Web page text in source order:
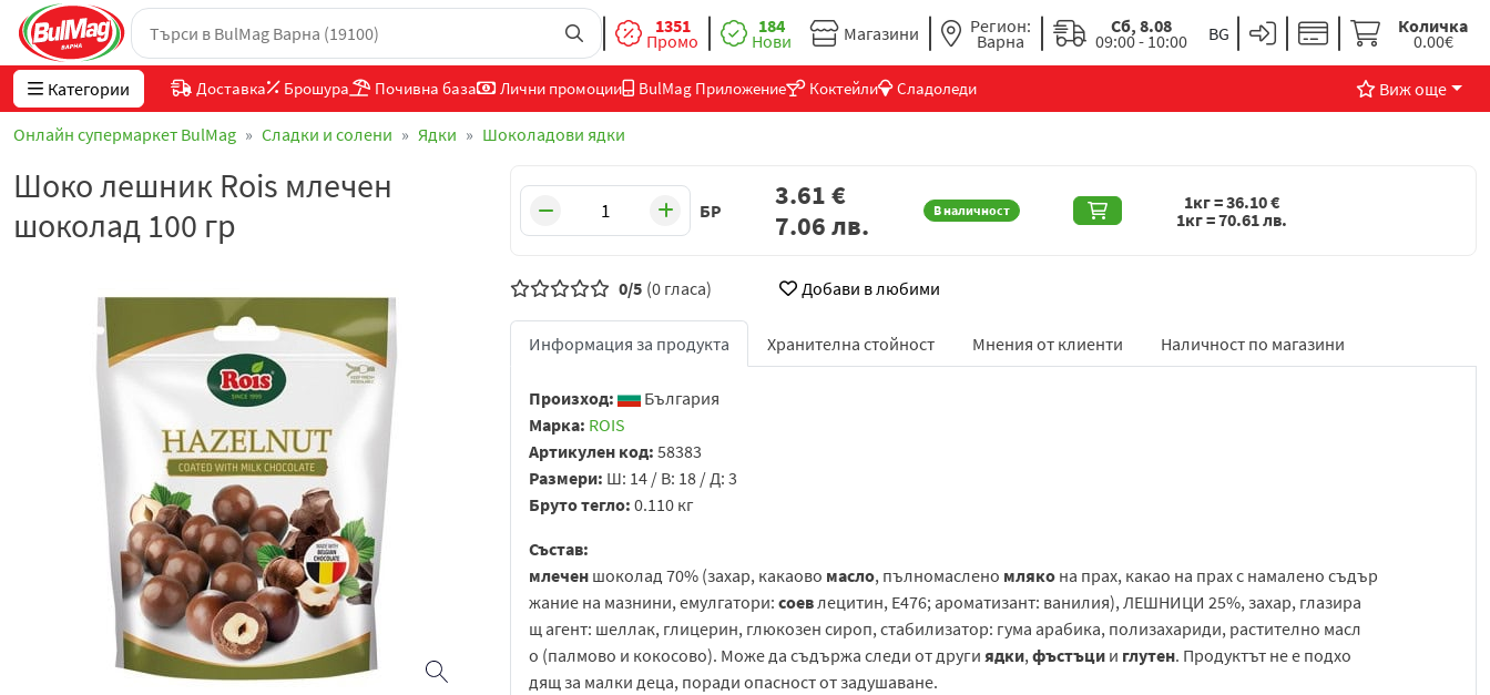
1351
Промо
184
Нови Магазини Регион:
Варна
Сб, 8.08
09:00 - 10:00
Количка
0.00€
Категории Доставка Брошура Почивна база Лични промоции BulMag Приложение Коктейли Сладоледи Виж още
Онлайн супермаркет BulMag Сладки и солени Ядки Шоколадови ядки
Шоко лешник Rois млечен
шоколад 100 гр
БР В наличност
3.61€
7.06лв.
1кг =36.10€
1кг =70.61лв.
0/5 (0 гласа) Добави в любими
Информация за продукта Хранителна стойност Мнения от клиенти Наличност по магазини
Произход:
България
Марка: ROIS
Артикулен код: 58383
Размери: Ш: 14 / В: 18 / Д: 3
Бруто тегло: 0.110 кг
Състав:
млечен шоколад 70% (захар, какаово масло, пълномаслено мляко на прах, какао на прах с намалено съдър
жание на мазнини, емулгатори: соевлецитин, E476; ароматизант: ванилия), ЛЕШНИЦИ 25%, захар, глазира
щ агент: шеллак, глицерин, глюкозен сироп, стабилизатор: гума арабика, полизахариди, растително масл
о (палмово и кокосово). Може да съдържа следи от други ядки,фъстъци и глутен. Продуктът не е подхо
дящ за малки деца, поради опасност от задушаване.